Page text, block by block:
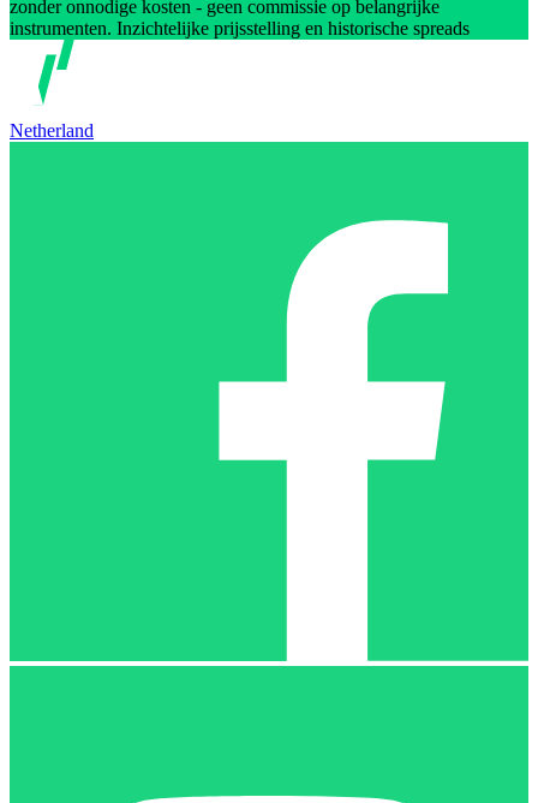
zonder onnodige kosten - geen commissie op belangrijke
instrumenten. Inzichtelijke prijsstelling en historische spreads
Netherland